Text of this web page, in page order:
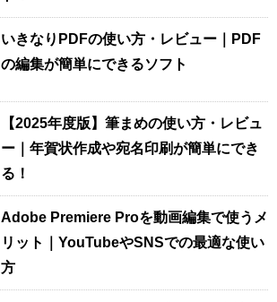
いきなりPDFの使い方・レビュー｜PDF
の編集が簡単にできるソフト
【2025年度版】筆まめの使い方・レビュ
ー｜年賀状作成や宛名印刷が簡単にでき
る！
Adobe Premiere Proを動画編集で使うメ
リット｜YouTubeやSNSでの最適な使い
方